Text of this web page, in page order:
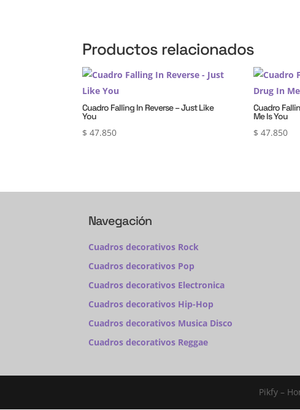
Productos relacionados
Cuadro Falling In Reverse – Just Like
You
$ 47.850
Cuadro
Me Is You
$ 47.850
Navegación
Cuadros decorativos Rock
Cuadros decorativos Pop
Cuadros decorativos Electronica
Cuadros decorativos Hip-Hop
Cuadros decorativos Musica Disco
Cuadros decorativos Reggae
Pikfy –